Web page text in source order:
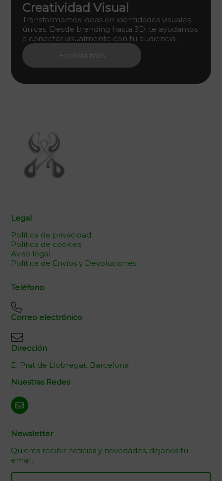
Creatividad Visual
Transformamos ideas en identidades visuales
únicas. Desde branding hasta 3D, te ayudamos
a conectar visualmente con tu audiencia.
Explora más
Legal
Política de privacidad
Política de cookies
Aviso legal
Política de Envíos y Devoluciones
Teléfono
Correo electrónico
Dirección
El Prat de Llobregat, Barcelona
Nuestras Redes
Newsletter
Quieres recibir noticias y novedades, dejanos tu
email.